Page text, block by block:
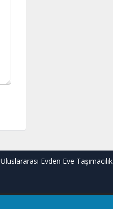
Uluslararası Evden Eve Taşımacılık